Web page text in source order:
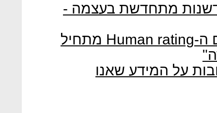
מתחדשת בעצמה -
ד"ר נמרוד קוזלובסקי: "תחום ה-Human rating מתחיל
על המידע שאנו